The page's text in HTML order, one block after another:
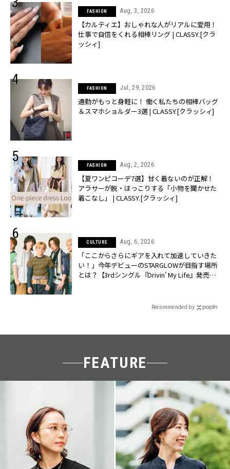
FASHION Aug, 3, 2026
【カルティエ】おしゃれな人がリアルに愛用！
仕事で自信をくれる相棒リング | CLASSY.[クラ
ッシィ]
FASHION Jul, 29, 2026
通勤がもっと身軽に！ 働く私たちの相棒バッグ
＆スマホショルダー3選 | CLASSY.[クラッシィ]
FASHION Aug, 2, 2026
【夏ワンピコーデ7選】甘く着ないのが正解！
アラサーが脱・ほっこりする「小物を聞かせた
着こなし」 | CLASSY.[クラッシィ]
CULTURE Aug, 6, 2026
「ここからさらにギアを入れて加速していきた
い！」今年デビューのSTARGLOWが目指す場所
とは？【3rdシングル『Drivin' My Life』発売】 |
Recommended by
FEATURE